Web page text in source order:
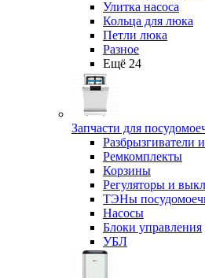
Улитка насоса
Кольца для люка
Петли люка
Разное
Ещё 24
Запчасти для
Разбрызгиватели
Ремкомплекты
Корзины
Регуляторы и
ТЭНы
Насосы
Блоки управления
УБЛ